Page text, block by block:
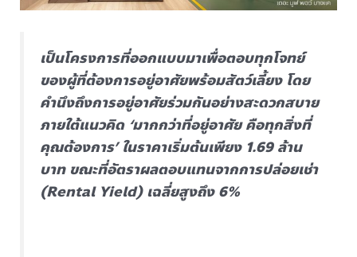
เป็นโครงการที่ออกแบบมาเพื่อตอบทุกโจทย์
ของผู้ที่ต้องการอยู่อาศัยพร้อมสัตว์เลี้ยง โดย
คำนึงถึงการอยู่อาศัยร่วมกันอย่างสะดวกสบาย
ภายใต้แนวคิด ‘มากกว่าที่อยู่อาศัย คือทุกสิ่งที่
คุณต้องการ’ ในราคาเริ่มต้นเพียง 1.69 ล้าน
บาท ขณะที่อัตราผลตอบแทนจากการปล่อยเช่า
(Rental Yield) เฉลี่ยสูงถึง 6%